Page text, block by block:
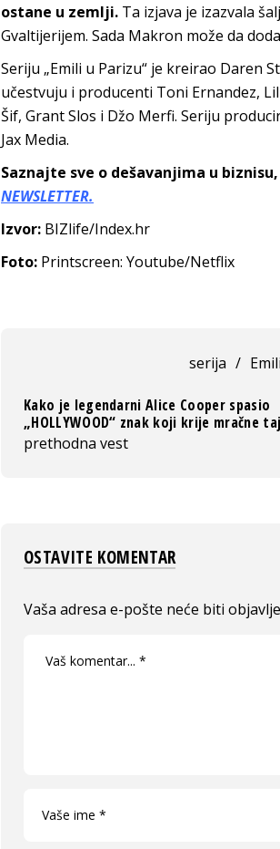
ostane u zemlji. Ta izjava je izazvala
Gvaltijerijem. Sada Makron može da
Seriju „Emili u Parizu“ je kreirao Daren
učestvuju i producenti Toni Ernandez,
Šif, Grant Slos i Džo Merfi. Seriju
Jax Media.
Saznajte sve o dešavanjima u
NEWSLETTER.
Izvor: BIZlife/Index.hr
Foto: Printscreen: Youtube/Netflix
serija /
Kako je legendarni Alice Cooper spasio
„HOLLYWOOD“ znak koji krije mračne
prethodna vest
OSTAVITE KOMENTAR
Vaša adresa e-pošte neće biti